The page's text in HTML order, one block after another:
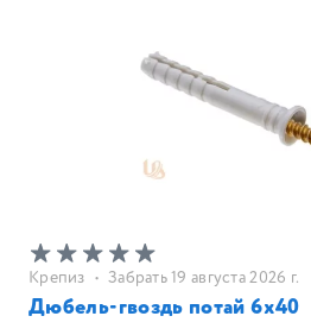
Крепиз • Забрать 19 августа 2026 г.
Дюбель-гвоздь потай 6х40